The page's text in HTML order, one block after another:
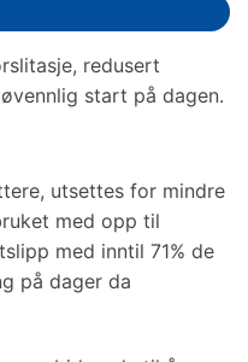
redusert
start på dagen.
utsettes for mindre
med opp til
med inntil 71% de
på dager da